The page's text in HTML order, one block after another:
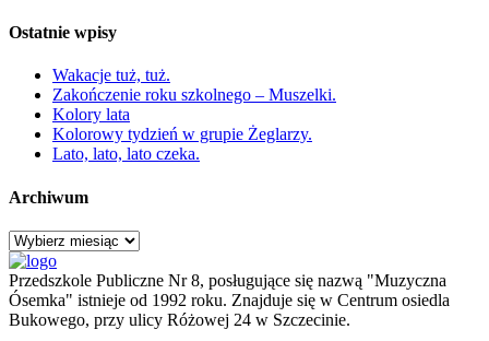
Ostatnie wpisy
Wakacje tuż, tuż.
Zakończenie roku szkolnego – Muszelki.
Kolory lata
Kolorowy tydzień w grupie Żeglarzy.
Lato, lato, lato czeka.
Archiwum
Archiwum
Przedszkole Publiczne Nr 8, posługujące się nazwą "Muzyczna
Ósemka" istnieje od 1992 roku. Znajduje się w Centrum osiedla
Bukowego, przy ulicy Różowej 24 w Szczecinie.